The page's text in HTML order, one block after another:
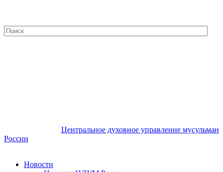
Центральное духовное управление мусульман
России
Новости